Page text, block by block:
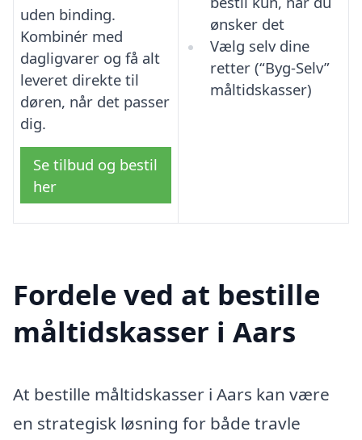
uden binding.
Kombinér med
dagligvarer og få alt
leveret direkte til
døren, når det passer
dig.
Se tilbud og bestil
her
ønsker det
Vælg selv dine
retter (“Byg-Selv”
måltidskasser)
Fordele ved at bestille
måltidskasser i Aars
At bestille måltidskasser i Aars kan være
en strategisk løsning for både travle